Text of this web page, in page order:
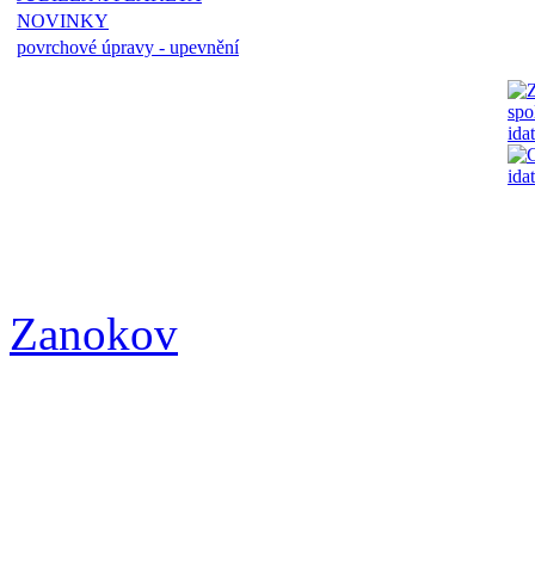
NOVINKY
povrchové úpravy - upevnění
Zanokov